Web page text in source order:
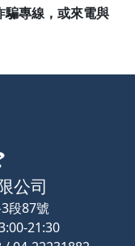
騙專線，或來電與
公司
段87號
21:30